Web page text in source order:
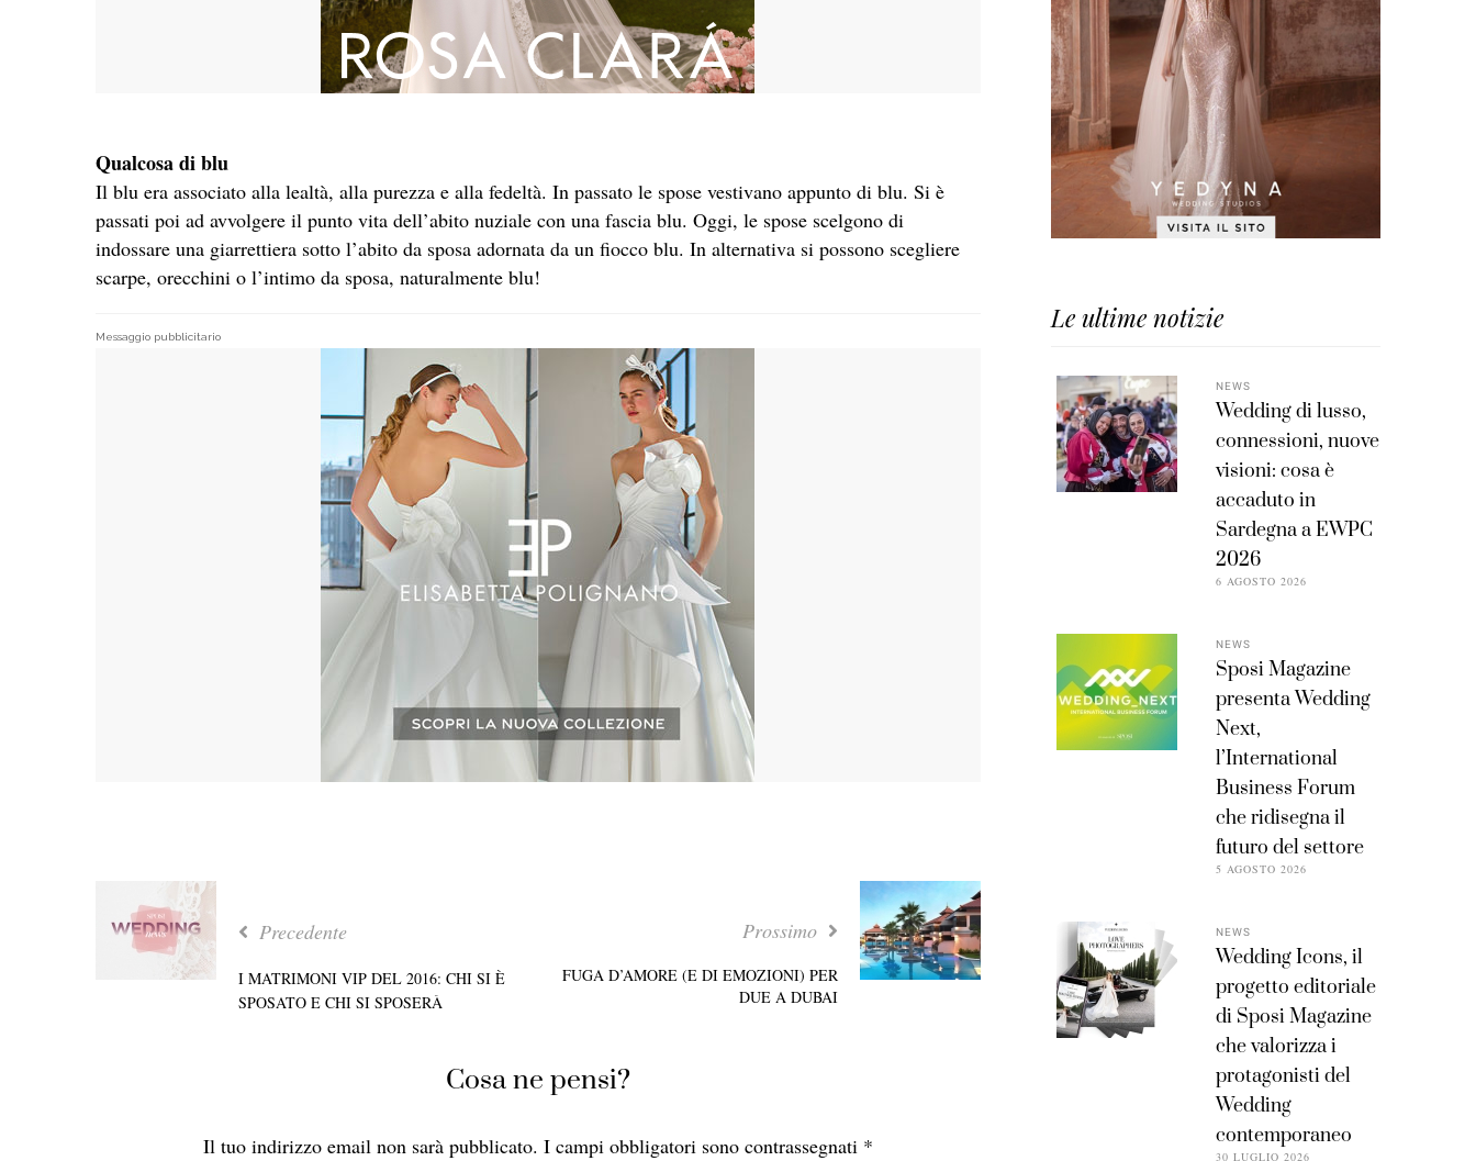
Qualcosa di blu
Il blu era associato alla lealtà, alla purezza e alla fedeltà. In passato le spose vestivano appunto di blu. Si è
passati poi ad avvolgere il punto vita dell’abito nuziale con una fascia blu. Oggi, le spose scelgono di
indossare una giarrettiera sotto l’abito da sposa adornata da un fiocco blu. In alternativa si possono scegliere
scarpe, orecchini o l’intimo da sposa, naturalmente blu!
Messaggio pubblicitario
Precedente
I MATRIMONI VIP DEL 2016: CHI SI È
SPOSATO E CHI SI SPOSERÀ
Prossimo
FUGA D’AMORE (E DI EMOZIONI) PER
DUE A DUBAI
Cosa ne pensi?
Il tuo indirizzo email non sarà pubblicato. I campi obbligatori sono contrassegnati *
Le ultime notizie
NEWS
Wedding di lusso,
connessioni, nuove
visioni: cosa è
accaduto in
Sardegna a EWPC
2026
6 AGOSTO 2026
NEWS
Sposi Magazine
presenta Wedding
Next,
l’International
Business Forum
che ridisegna il
futuro del settore
5 AGOSTO 2026
NEWS
Wedding Icons, il
progetto editoriale
di Sposi Magazine
che valorizza i
protagonisti del
Wedding
contemporaneo
30 LUGLIO 2026